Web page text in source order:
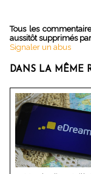
Tous les
aussitôt supprimés
Signaler un abus
DANS LA MÊME